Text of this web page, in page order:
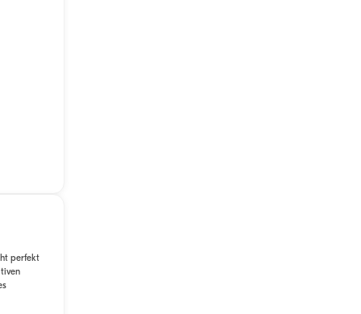
perfekt